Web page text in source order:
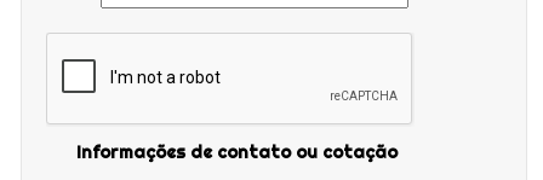
Informações de contato ou cotação